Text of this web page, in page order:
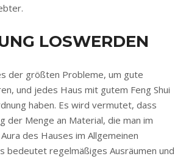
LOSWERDEN
der größten Probleme, um gute
und jedes Haus mit gutem Feng Shui
haben. Es wird vermutet, dass
der Menge an Material, die man im
des Hauses im Allgemeinen
bedeutet regelmäßiges Ausräumen und